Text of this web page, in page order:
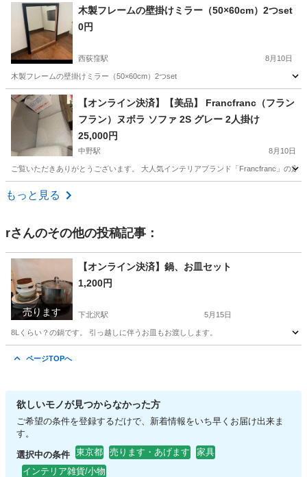
東京 新宿区 西新宿五丁目駅 テーブル 円卓
木製フレームの壁掛けミラー（50×60cm）2つset
0円
西荻窪駅 8月10日
木製フレームの壁掛けミラー（50×60cm）2つset
東京 千代田区 西荻窪駅 ミラー/鏡
【オンライン決済】【美品】 Francfranc（フラン
フラン）ヌボラ ソファ 2S グレー 2人掛け
25,000円
中野駅 8月10日
ご覧いただきありがとうございます。 大人気インテリアブランド「Francfranc」の
東京 中野区
もっと見る
rさんのその他の投稿記事：
売ります
【オンライン決済】鍋、お皿セット
1,200円
下北沢駅 5月15日
8Lくらい？の鍋です。 引っ越しに伴うお皿もお渡しします。
ページTOPへ
欲しいモノが見つからなかった方
ご希望の条件を登録するだけで、新着情報をいち早くお届け出来ま
す。
選択中の条件 東京都 売ります・あげます
家具
インテリア雑貨/小物